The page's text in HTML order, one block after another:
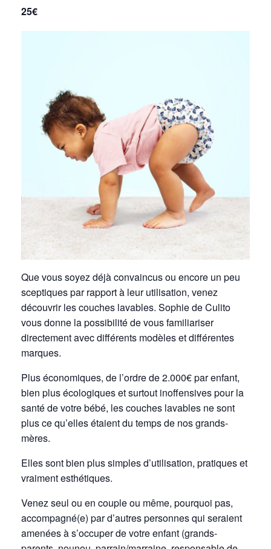
25€
Que vous soyez déjà convaincus ou encore un peu
sceptiques par rapport à leur utilisation, venez
découvrir les couches lavables. Sophie de Culito
vous donne la possibilité de vous familiariser
directement avec différents modèles et différentes
marques.
Plus économiques, de l’ordre de 2.000€ par enfant,
bien plus écologiques et surtout inoffensives pour la
santé de votre bébé, les couches lavables ne sont
plus ce qu’elles étaient du temps de nos grands-
mères.
Elles sont bien plus simples d’utilisation, pratiques et
vraiment esthétiques.
Venez seul ou en couple ou même, pourquoi pas,
accompagné(e) par d’autres personnes qui seraient
amenées à s’occuper de votre enfant (grands-